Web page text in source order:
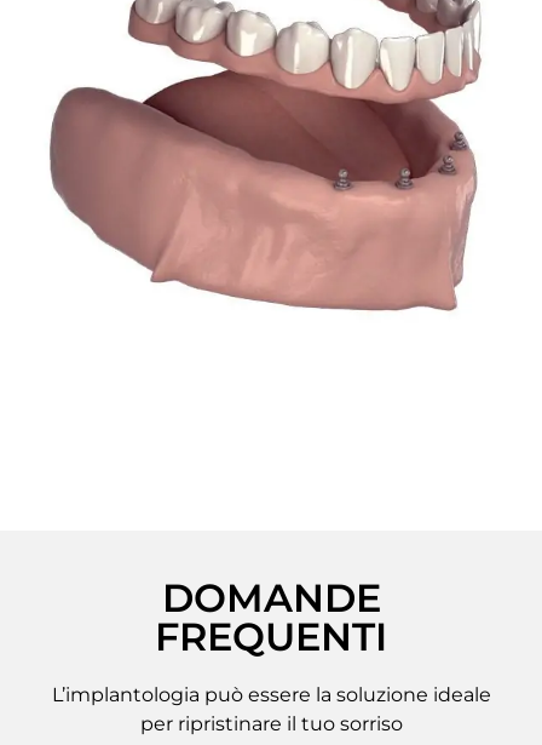
DOMANDE
FREQUENTI
L’implantologia può essere la soluzione ideale
per ripristinare il tuo sorriso